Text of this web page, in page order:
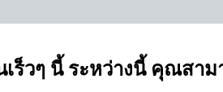
ร็วๆ นี้ ระหว่างนี้ คุณสา